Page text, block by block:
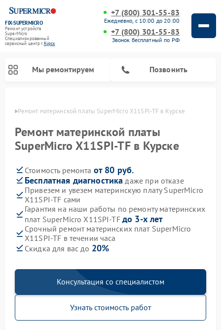
FIX-SUPERMICRO
Ремонт устройств
SuperMicro
Специализированный
cервисный центр г.Курск
+7 (800) 301-55-83
Ежедневно, с 10:00 до 20:00
+7 (800) 301-55-83
Звонок бесплатный по РФ
Мы ремонтируем Позвонить
Ремонт материнской платы SuperMicro X11SPI-TF в Курске
Ремонт материнской платы
SuperMicro X11SPI-TF в Курске
Стоимость ремонта от 80 руб.
Бесплатная диагностика даже при отказе
Привезем и увезем материнскую плату SuperMicro
X11SPI-TF сами
Гарантия на наши работы по ремонту материнских
плат SuperMicro X11SPI-TF до 3-х лет
Срочный ремонт материнских плат SuperMicro
X11SPI-TF в течении часа
Скидка для вас до 20%
Консультация со специалистом
Узнать стоимость работ